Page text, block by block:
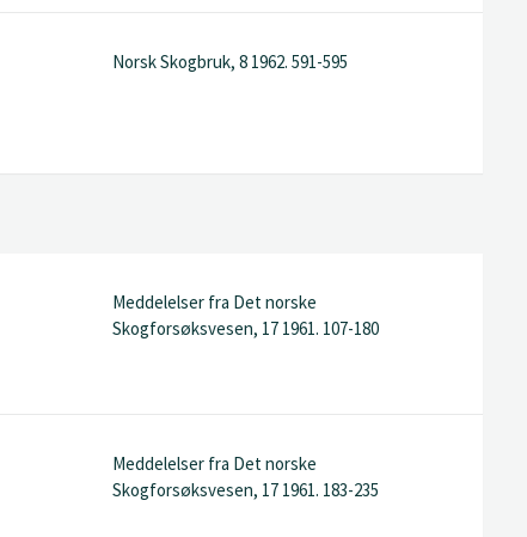
Norsk Skogbruk, 8 1962. 591-595
Meddelelser fra Det norske
Skogforsøksvesen, 17 1961. 107-180
Meddelelser fra Det norske
Skogforsøksvesen, 17 1961. 183-235